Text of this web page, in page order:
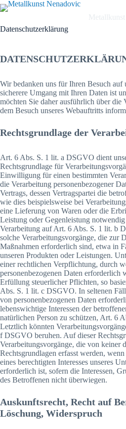
Datenschutzerklärung
Wir bedanken uns für Ihren Besuch auf
sicherere Umgang mit Ihren Daten ist
möchten Sie daher ausführlich über die
dem Besuch unseres Webauftritts
Rechtsgrundlage der
Art. 6 Abs. S. 1 lit. a DSGVO dient
Rechtsgrundlage für
Einwilligung für einen bestimmten
die Verarbeitung personenbezogener
Vertrags, dessen Vertragspartei die
wie dies beispielsweise bei
eine Lieferung von Waren oder die
Leistung oder Gegenleistung
Verarbeitung auf Art. 6 Abs. S. 1 lit. b
solche Verarbeitungsvorgänge, die zur
Maßnahmen erforderlich sind, etwa in
unseren Produkten oder Leistungen.
einer rechtlichen Verpflichtung, durch
personenbezogenen Daten erforderlich
Erfüllung steuerlicher Pflichten, so
Abs. S. 1 lit. c DSGVO. In seltenen
von personenbezogenen Daten
lebenswichtige Interessen der
natürlichen Person zu schützen, Art. 6
Letztlich könnten
f DSGVO beruhen. Auf dieser
Verarbeitungsvorgänge, die von keiner
Rechtsgrundlagen erfasst werden,
eines berechtigten Interesses unseres
erforderlich ist, sofern die Interessen,
des Betroffenen nicht überwiegen.
Auskunftsrecht, Recht auf
Löschung, Widerspruch